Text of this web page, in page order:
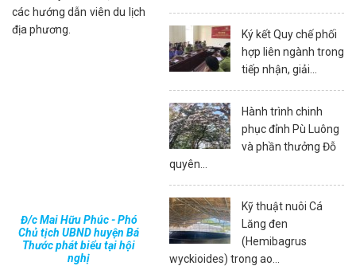
các hướng dẫn viên du lịch
địa phương.
Đ/c Mai Hữu Phúc - Phó
Chủ tịch UBND huyện Bá
Thước phát biểu tại hội
nghị
Ký kết Quy chế phối
hợp liên ngành trong
tiếp nhận, giải...
Hành trình chinh
phục đỉnh Pù Luông
và phần thưởng Đỗ
quyên...
Kỹ thuật nuôi Cá
Lăng đen
(Hemibagrus
wyckioides) trong ao...